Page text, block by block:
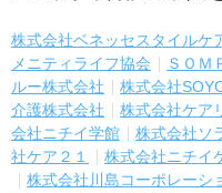
株式会社ベネッセスタイルケ
メニティライフ協会
ＳＯＭ
ルー株式会社
株式会社
介護株式会社
株式会社ケア
会社ニチイ学館
株式会社ソ
社ケア２１
株式会社ニチイ
株式会社川島コーポレーシ